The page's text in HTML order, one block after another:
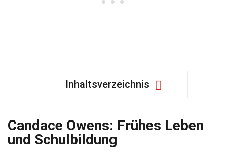
Inhaltsverzeichnis
Candace Owens: Frühes Leben
und Schulbildung